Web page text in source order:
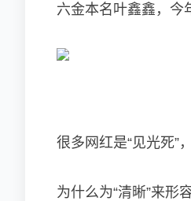
六金本名叶鑫鑫，今
很多网红是“见光死”
为什么为“清晰”来形